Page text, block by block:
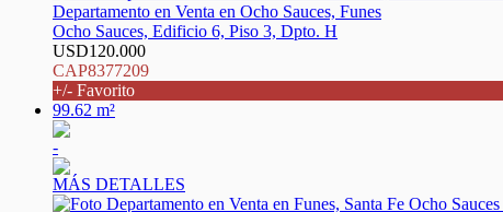
Departamento en Venta en Ocho Sauces, Funes
Ocho Sauces, Edificio 6, Piso 3, Dpto. H
USD120.000
CAP8377209
+/- Favorito
99.62 m²
-
MÁS DETALLES